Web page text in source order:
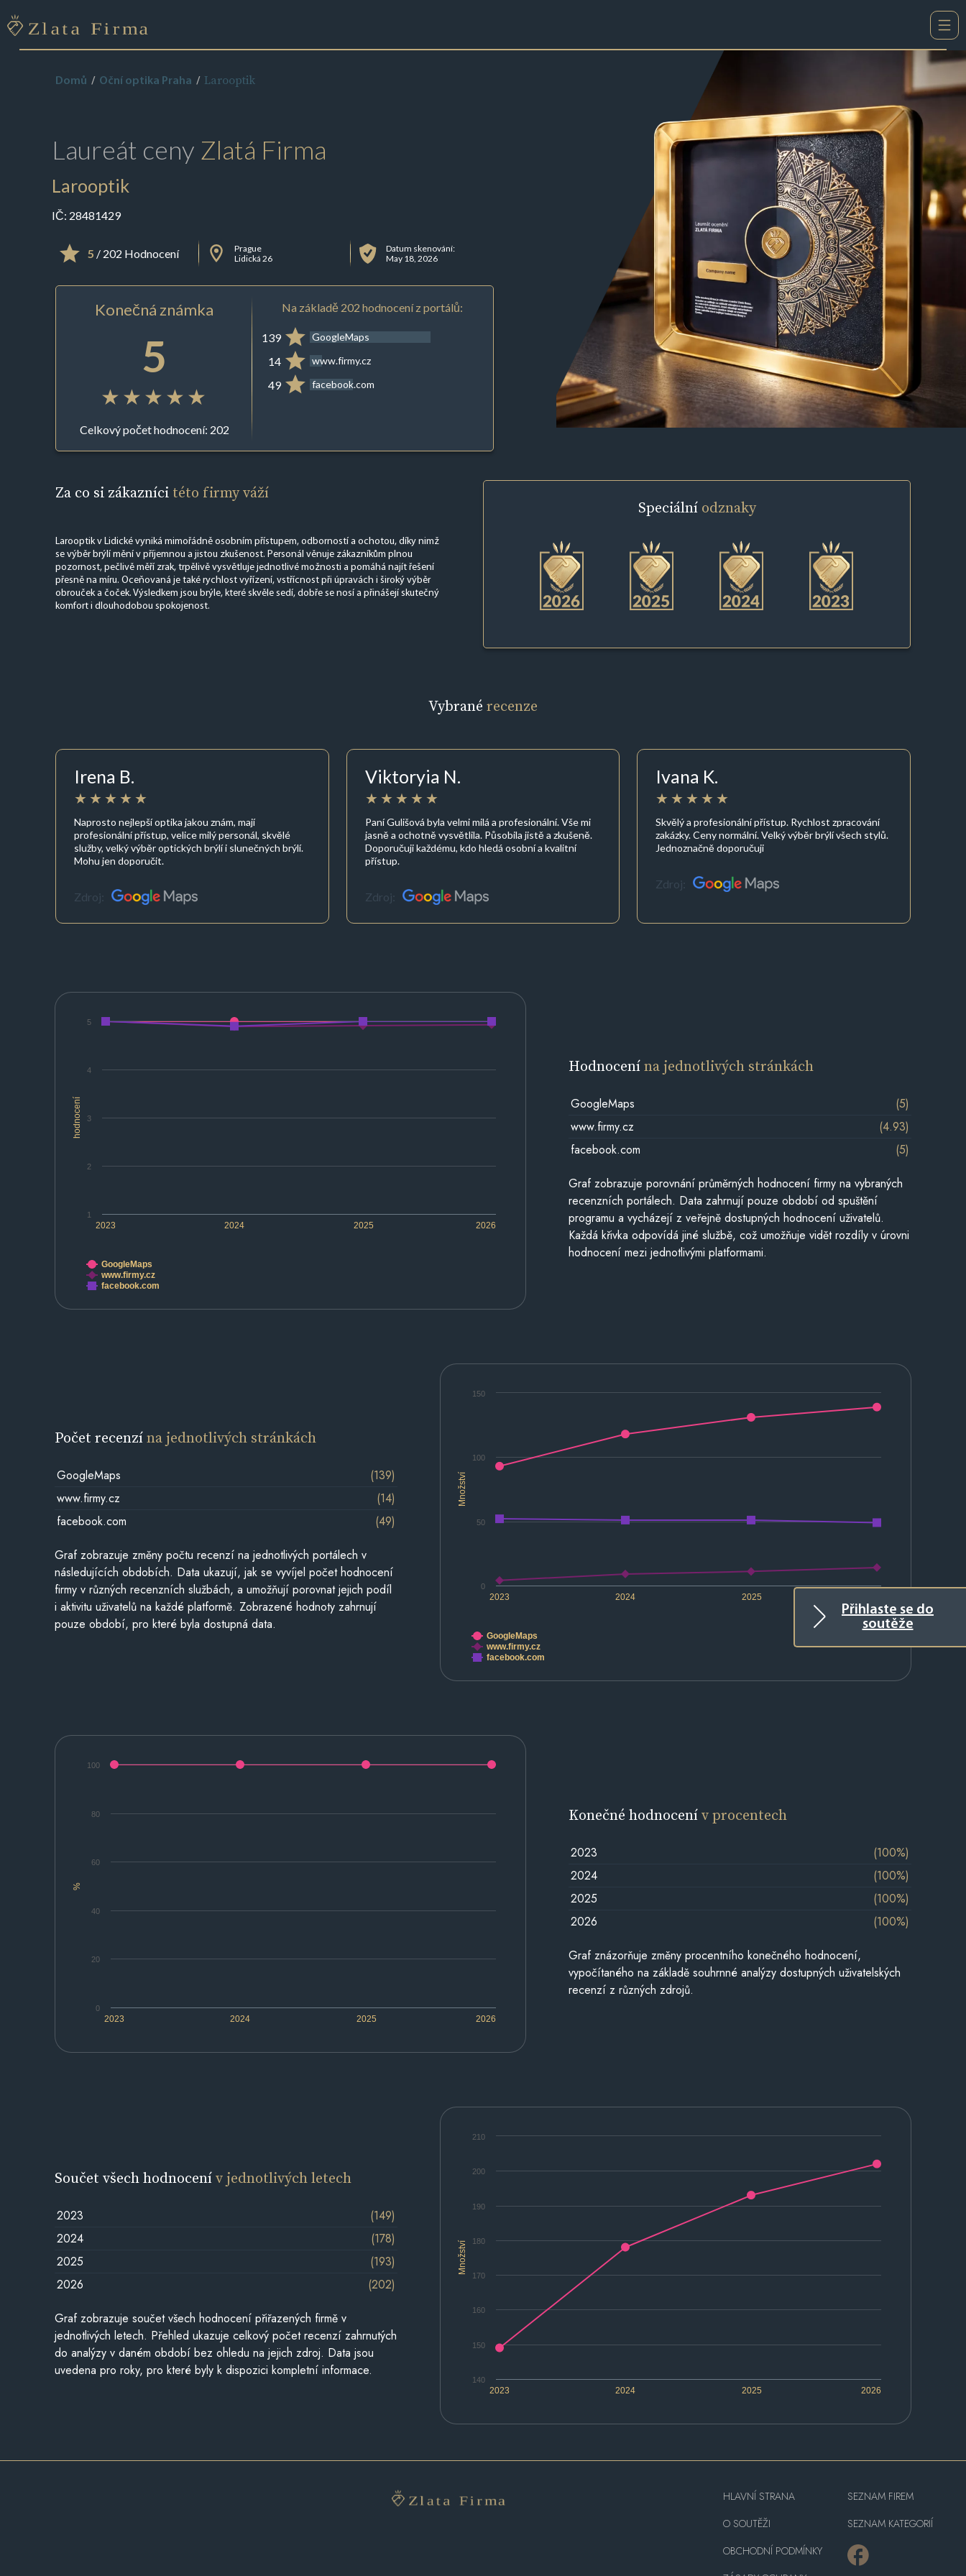
Přihlaste se do
soutěže
Domů Oční optika Praha Larooptik
Laureát ceny Zlatá Firma
Larooptik
IČ: 28481429
5 / 202 Hodnocení
Prague
Lidická 26
Datum skenování:
May 18, 2026
Konečná známka
5
Celkový počet hodnocení: 202
Na základě 202 hodnocení z portálů:
139 GoogleMaps
14 www.firmy.cz
49 facebook.com
Za co si zákazníci této firmy váží
Larooptik v Lidické vyniká mimořádně osobním přístupem, odborností a ochotou, díky nimž
se výběr brýlí mění v příjemnou a jistou zkušenost. Personál věnuje zákazníkům plnou
pozornost, pečlivě měří zrak, trpělivě vysvětluje jednotlivé možnosti a pomáhá najít řešení
přesně na míru. Oceňovaná je také rychlost vyřízení, vstřícnost při úpravách i široký výběr
obrouček a čoček. Výsledkem jsou brýle, které skvěle sedí, dobře se nosí a přinášejí skutečný
komfort i dlouhodobou spokojenost.
Speciální odznaky
Vybrané recenze
Irena B.
Naprosto nejlepší optika jakou znám, mají
profesionální přístup, velice milý personál, skvělé
služby, velký výběr optických brýlí i slunečných brýlí.
Mohu jen doporučit.
Zdroj:
Viktoryia N.
Paní Gulišová byla velmi milá a profesionální. Vše mi
jasně a ochotně vysvětlila. Působila jistě a zkušeně.
Doporučuji každému, kdo hledá osobní a kvalitní
přístup.
Zdroj:
Ivana K.
Skvělý a profesionální přístup. Rychlost zpracování
zakázky. Ceny normální. Velký výběr brýlí všech stylů.
Jednoznačně doporučuji
Zdroj:
hodnocení
2023 2024 2025 2026
1
2
3
4
5
GoogleMaps
www.firmy.cz
facebook.com
Hodnocenína jednotlivých stránkách
GoogleMaps
(5)
www.firmy.cz
(4.93)
facebook.com
(5)
Graf zobrazuje porovnání průměrných hodnocení firmy na vybraných
recenzních portálech. Data zahrnují pouze období od spuštění
programu a vycházejí z veřejně dostupných hodnocení uživatelů.
Každá křivka odpovídá jiné službě, což umožňuje vidět rozdíly v úrovni
hodnocení mezi jednotlivými platformami.
Množství
2023 2024 2025
0
50
100
150
GoogleMaps
www.firmy.cz
facebook.com
Počet recenzína jednotlivých stránkách
GoogleMaps
(139)
www.firmy.cz
(14)
facebook.com
(49)
Graf zobrazuje změny počtu recenzí na jednotlivých portálech v
následujících obdobích. Data ukazují, jak se vyvíjel počet hodnocení
firmy v různých recenzních službách, a umožňují porovnat jejich podíl
i aktivitu uživatelů na každé platformě. Zobrazené hodnoty zahrnují
pouze období, pro které byla dostupná data.
%
2023 2024 2025 2026
0
20
40
60
80
100
Konečné hodnocenív procentech
2023
(100%)
2024
(100%)
2025
(100%)
2026
(100%)
Graf znázorňuje změny procentního konečného hodnocení,
vypočítaného na základě souhrnné analýzy dostupných uživatelských
recenzí z různých zdrojů.
Množství
2023 2024 2025 2026
140
150
160
170
180
190
200
210
Součet všech hodnocenív jednotlivých letech
2023
(149)
2024
(178)
2025
(193)
2026
(202)
Graf zobrazuje součet všech hodnocení přiřazených firmě v
jednotlivých letech. Přehled ukazuje celkový počet recenzí zahrnutých
do analýzy v daném období bez ohledu na jejich zdroj. Data jsou
uvedena pro roky, pro které byly k dispozici kompletní informace.
HLAVNÍ STRANA
O SOUTĚŽI
OBCHODNÍ PODMÍNKY
SEZNAM FIREM
SEZNAM KATEGORIÍ